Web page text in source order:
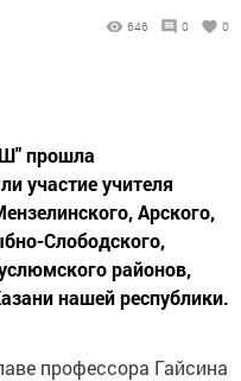
646 0 0
прошла
участие учителя
Арского,
Слободского,
районов,
нашей республики.
профессора Гайсина